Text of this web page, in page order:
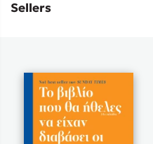
Χάρης
Καθρέφτης
Sellers